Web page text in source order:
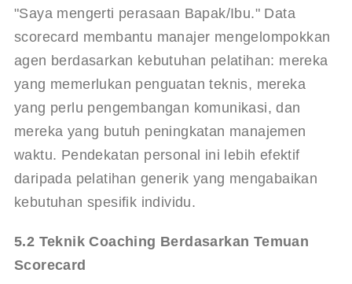
"Saya mengerti perasaan Bapak/Ibu." Data
scorecard membantu manajer mengelompokkan
agen berdasarkan kebutuhan pelatihan: mereka
yang memerlukan penguatan teknis, mereka
yang perlu pengembangan komunikasi, dan
mereka yang butuh peningkatan manajemen
waktu. Pendekatan personal ini lebih efektif
daripada pelatihan generik yang mengabaikan
kebutuhan spesifik individu.
5.2 Teknik Coaching Berdasarkan Temuan
Scorecard